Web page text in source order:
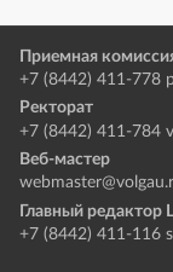
Приемная
+7 (8442) 411-778
Ректорат
+7 (8442) 411-784
Веб-мастер
Главный
+7 (8442) 411-116